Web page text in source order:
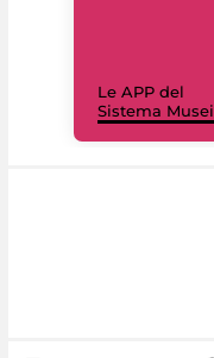
Le APP del
Sistema Musei